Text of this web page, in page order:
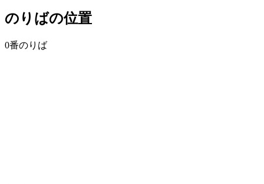
のりばの位置
0番のりば